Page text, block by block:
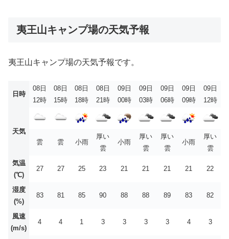
夷王山キャンプ場の天気予報
夷王山キャンプ場の天気予報です。
日時
08日
12時
08日
15時
08日
18時
08日
21時
09日
00時
09日
03時
09日
06時
09日
09時
09日
12時
天気
雲
雲 小雨
厚い
雲
小雨
厚い
雲
厚い
雲
小雨
厚い
雲
気温
(℃)
27 27 25 23 21 21 21 21 22
湿度
(%)
83 81 85 90 88 88 89 83 82
風速
(m/s)
4 4 1 3 3 3 3 4 3